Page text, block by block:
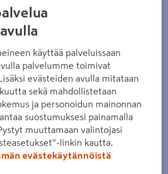
käyttää palveluissaan
palvelumme toimivat
evästeiden avulla mitataan
sekä mahdollistetaan
ja personoidun mainonnan
suostumuksesi painamalla
muuttamaan valintojasi
linkin kautta.
evästekäytännöistä